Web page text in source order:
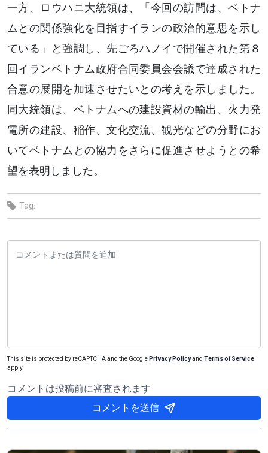
一方、ロウハニ大統領は、「今回の訪問は、ベトナ
ムとの関係強化を目指すイランの政治的意思を示し
ている」と強調し、先ごろハノイで開催された第８
回イランベトナム政府合同委員会会議で達成された
合意の展開を加速させたいとの考えを示しました。
同大統領は、ベトナムへの建設資材の輸出、火力発
電所の建設、稲作、文化交流、観光などの分野にお
いてベトナムとの協力をさらに促進させようとの希
望を表明しました。
Tag:
This site is protected by reCAPTCHA and the Google Privacy Policyand Terms of Service
apply.
コメントは投稿前に審査されます
コメントを送信